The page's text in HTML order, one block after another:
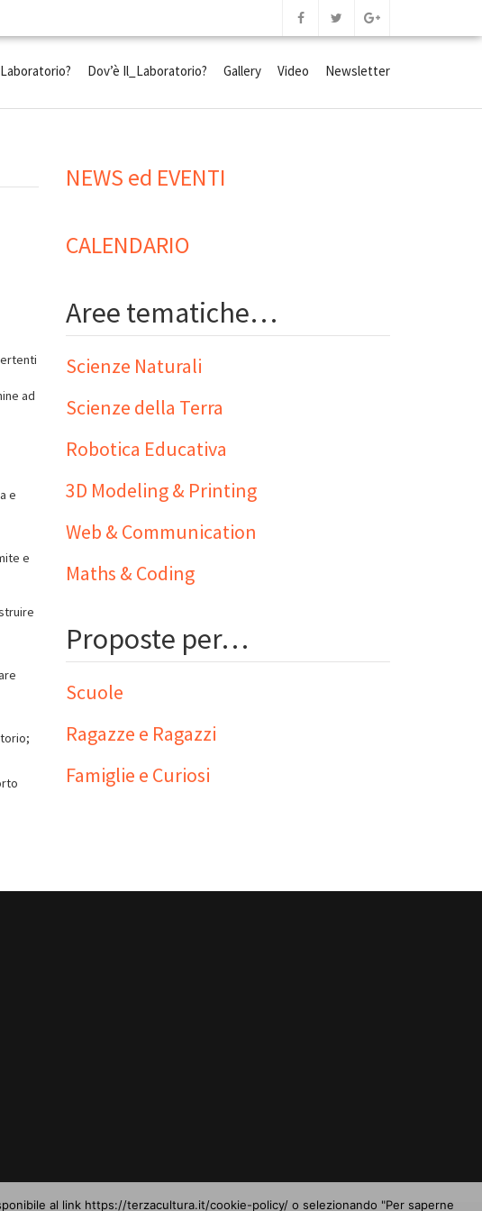
Dov’è Il_Laboratorio? Gallery Video Newsletter
ad
e
e
NEWS ed EVENTI
CALENDARIO
Aree tematiche…
Scienze Naturali
Scienze della Terra
Robotica Educativa
3D Modeling & Printing
Web & Communication
Maths & Coding
Proposte per…
Scuole
Ragazze e Ragazzi
Famiglie e Curiosi
al link https://terzacultura.it/cookie-policy/ o selezionando "Per saperne